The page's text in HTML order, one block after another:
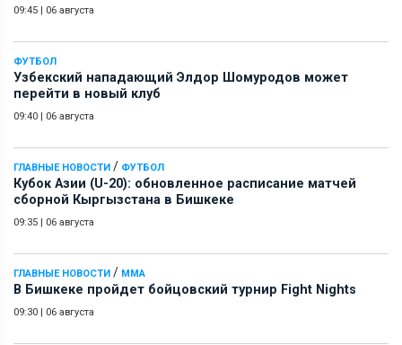
09:45 | 06 августа
ФУТБОЛ
Узбекский нападающий Элдор Шомуродов может
перейти в новый клуб
09:40 | 06 августа
ГЛАВНЫЕ НОВОСТИ / ФУТБОЛ
Кубок Азии (U-20): обновленное расписание матчей
сборной Кыргызстана в Бишкеке
09:35 | 06 августа
ГЛАВНЫЕ НОВОСТИ / ММА
В Бишкеке пройдет бойцовский турнир Fight Nights
09:30 | 06 августа